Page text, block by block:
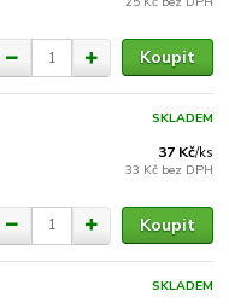
Koupit
37 Kč/ks
33 Kč bez DPH
SKLADEM
Koupit
SKLADEM